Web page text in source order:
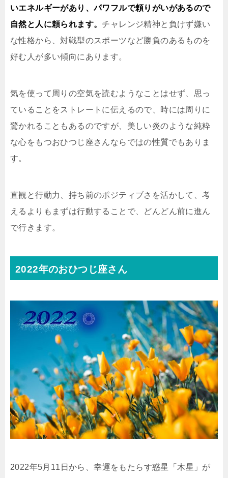
いエネルギーがあり、パワフルで頼りがいがあるので
自然と人に頼られます。 チャレンジ精神と負けず嫌い
な性格から、対戦型のスポーツなど勝負のあるものを
好む人が多い傾向にあります。
気を使って周りの空気を読むようなことはせず、思っ
ていることをストレートに伝えるので、時には周りに
驚かれることもあるのですが、美しい炎のような純粋
な心をもつおひつじ座さんならではの性質でもありま
す。
直観と行動力、持ち前のポジティブさを活かして、考
えるよりもまずは行動することで、どんどん前に進ん
で行きます。
2022年のおひつじ座さん
2022年5月11日から、幸運をもたらす惑星「木星」が